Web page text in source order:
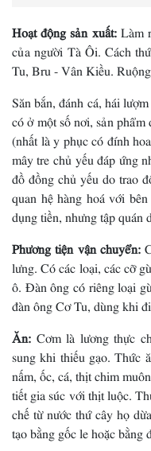
Hoạt động sản xuất:Làm
của người Tà Ôi. Cách
Tu, Bru - Vân Kiều.
Săn bắn, đánh cá, hái
có ở một số nơi, sản
(nhất là y phục có đính
mây tre chủ yếu đáp ứng
đồ đồng chủ yếu do trao
quan hệ hàng hoá với
dụng tiền, nhưng tập quán
Phương tiện vận chuyển:
lưng. Có các loại, các cỡ
ô. Ðàn ông có riêng loại
đàn ông Cơ Tu, dùng khi
Ăn: Cơm là lương thực
sung khi thiếu gạo. Thức
nấm, ốc, cá, thịt chim
tiết gia súc với thịt luộc.
chế từ nước thứ cây họ
tạo bằng gốc le hoặc bằng